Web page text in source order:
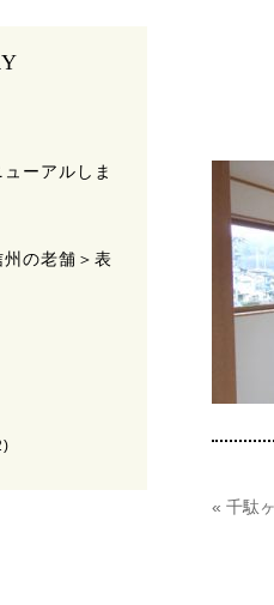
« 千駄
ーアルしま
の老舗＞表